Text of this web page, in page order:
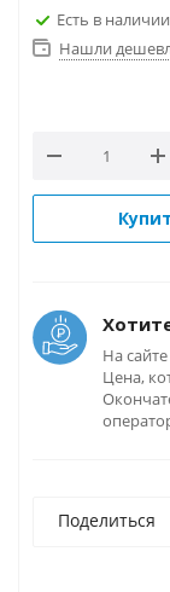
Есть в наличии
Нашли
На
Цена,
Поделиться